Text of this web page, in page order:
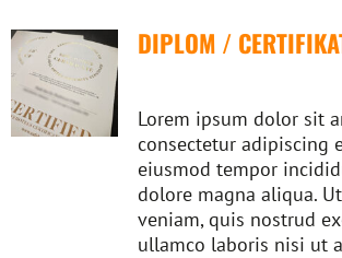
DIPLOM /
Lorem ipsum dolor sit
consectetur adipiscing
eiusmod tempor
dolore magna aliqua.
veniam, quis nostrud
ullamco laboris nisi ut